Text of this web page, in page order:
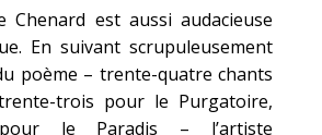
Chenard est aussi audacieuse
En suivant scrupuleusement
poème – trente-quatre chants
trois pour le Purgatoire,
le Paradis – l’artiste